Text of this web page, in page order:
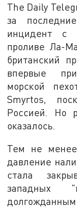
The Daily
за
инцидент с
проливе Ла-
британский
впервые
морской
Smyrtos,
Россией. Но
оказалось.
Тем не
давление
стала
западных